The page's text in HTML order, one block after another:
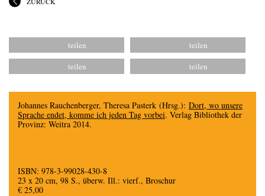
Johannes Rauchenberger, Theresa Pasterk (Hrsg.): Dort, wo unsere
Sprache endet, komme ich jeden Tag vorbei. Verlag Bibliothek der
Provinz: Weitra 2014.
ISBN: 978-3-99028-430-8
23 x 20 cm, 98 S., überw. Ill.: vierf., Broschur
€ 25,00